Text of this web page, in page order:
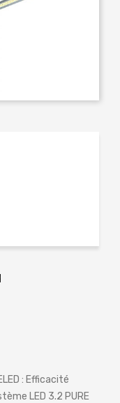
: Efficacité
LED 3.2 PURE